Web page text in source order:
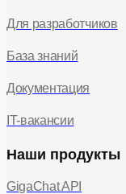
Для разработчиков
База знаний
Документация
IT-вакансии
Наши продукты
GigaChat API